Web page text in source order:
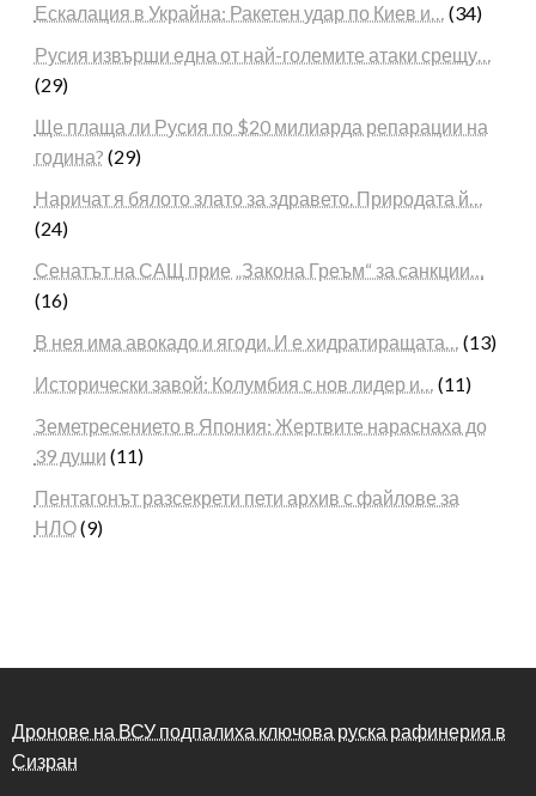
Ескалация в Украйна: Ракетен удар по Киев и… (34)
Русия извърши една от най-големите атаки срещу…
(29)
Ще плаща ли Русия по $20 милиарда репарации на
година? (29)
Наричат я бялото злато за здравето. Природата й…
(24)
Сенатът на САЩ прие „Закона Греъм“ за санкции…
(16)
В нея има авокадо и ягоди. И е хидратиращата… (13)
Исторически завой: Колумбия с нов лидер и… (11)
Земетресението в Япония: Жертвите нараснаха до
39 души (11)
Пентагонът разсекрети пети архив с файлове за
НЛО(9)
Дронове на ВСУ подпалиха ключова руска рафинерия в
Сизран